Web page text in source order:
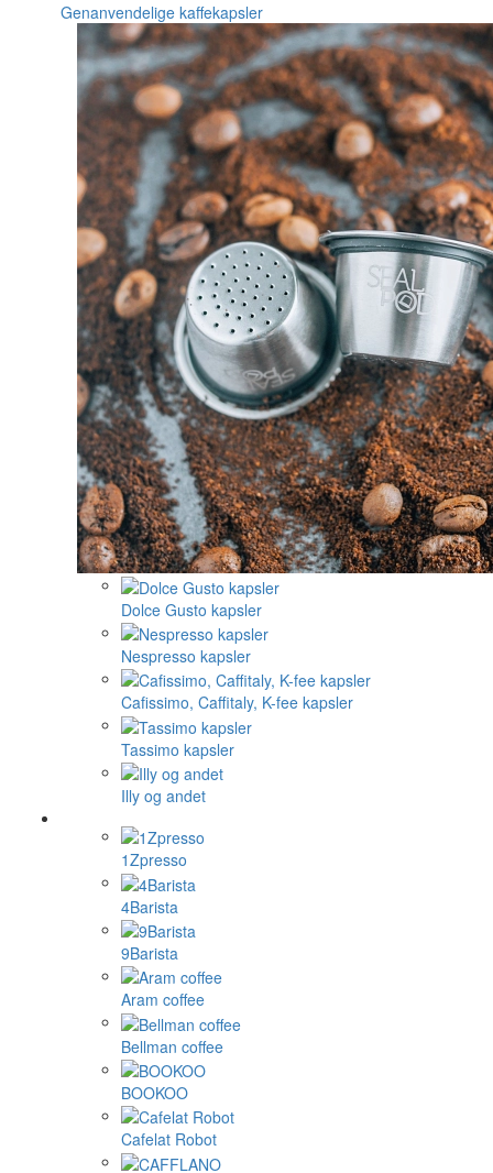
Genanvendelige kaffekapsler
Dolce Gusto kapsler
Nespresso kapsler
Cafissimo, Caffitaly, K-fee kapsler
Tassimo kapsler
Illy og andet
1Zpresso
4Barista
9Barista
Aram coffee
Bellman coffee
BOOKOO
Cafelat Robot